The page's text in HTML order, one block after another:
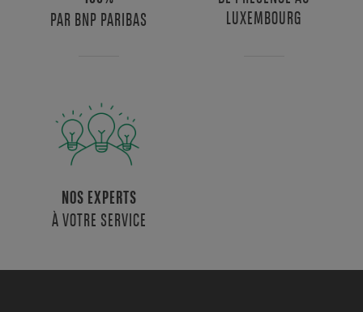
PAR BNP PARIBAS
LUXEMBOURG
NOS EXPERTS
À VOTRE SERVICE